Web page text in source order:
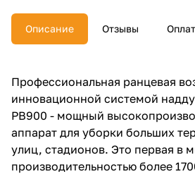
Описание Отзывы
Профессиональная ранцевая
инновационной системой
PB900 - мощный
аппарат для уборки больших
улиц, стадионов. Это первая в
производительностью более
недели